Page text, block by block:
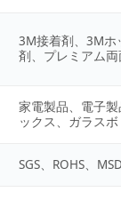
3M接着剤、3Mホ
剤、プレミアム
家電製品、電子
ックス、ガラス
SGS、ROHS、